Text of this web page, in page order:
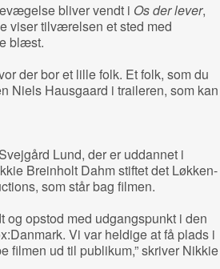
bliver vendt i Os der lever,
viser tilværelsen et sted med
blæst.
der bor et lille folk. Et folk, som du
Niels Hausgaard i traileren, som kan
Lund, der er uddannet i
Breinholt Dahm stiftet det Løkken-
som står bag filmen.
og opstod med udgangspunkt i den
Vi var heldige at få plads i
filmen ud til publikum,” skriver Nikkie